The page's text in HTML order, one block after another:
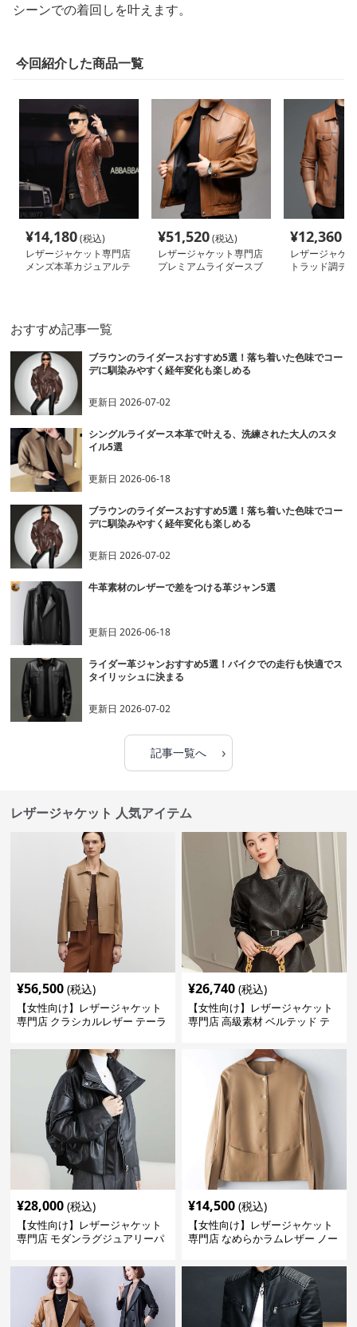
シーンでの着回しを叶えます。
今回紹介した商品一覧
¥14,180(税込)
レザージャケット専門店
メンズ本革カジュアルテ
¥51,520(税込)
レザージャケット専門店
プレミアムライダースブ
¥12,360
レザージャケ
トラッド調デ
おすすめ記事一覧
ブラウンのライダースおすすめ5選！落ち着いた色味でコー
デに馴染みやすく経年変化も楽しめる
更新日2026-07-02
シングルライダース本革で叶える、洗練された大人のスタ
イル5選
更新日2026-06-18
ブラウンのライダースおすすめ5選！落ち着いた色味でコー
デに馴染みやすく経年変化も楽しめる
更新日2026-07-02
牛革素材のレザーで差をつける革ジャン5選
更新日2026-06-18
ライダー革ジャンおすすめ5選！バイクでの走行も快適でス
タイリッシュに決まる
更新日2026-07-02
記事一覧へ ›
レザージャケット 人気アイテム
¥56,500 (税込)
【女性向け】レザージャケット
専門店 クラシカルレザー テーラ
¥26,740 (税込)
【女性向け】レザージャケット
専門店 高級素材 ベルテッド テ
¥28,000 (税込)
【女性向け】レザージャケット
専門店 モダンラグジュアリーパ
¥14,500 (税込)
【女性向け】レザージャケット
専門店 なめらかラムレザー ノー